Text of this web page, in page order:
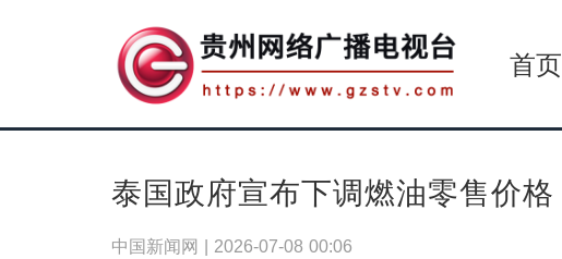
首页
泰国政府宣布下调燃油零售价格
中国新闻网 | 2026-07-08 00:06